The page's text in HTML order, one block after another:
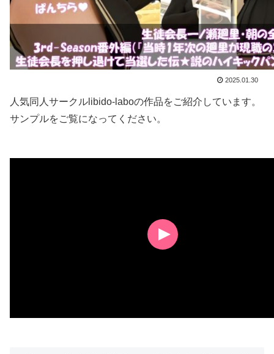
2025.01.30
人気同人サークルlibido-laboの作品をご紹介しています。
サンプルをご覧になってください。